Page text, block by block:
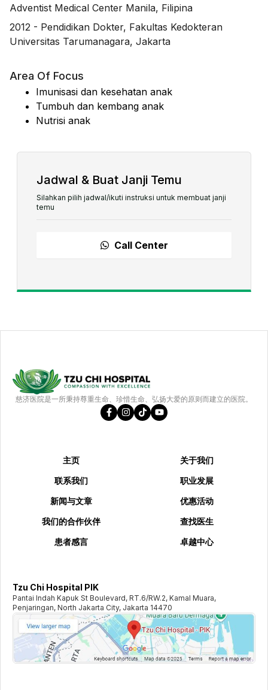
Adventist Medical Center Manila, Filipina
2012 - Pendidikan Dokter, Fakultas Kedokteran
Universitas Tarumanagara, Jakarta
Area Of Focus
Imunisasi dan kesehatan anak
Tumbuh dan kembang anak
Nutrisi anak
Jadwal & Buat Janji Temu
Silahkan pilih jadwal/ikuti instruksi untuk membuat janji
temu
Call Center
慈济医院是一所秉持尊重生命、珍惜生命、弘扬大爱的原则而建立的医院。
主页
关于我们
联系我们
职业发展
新闻与文章
优惠活动
我们的合作伙伴
查找医生
患者感言
卓越中心
Tzu Chi Hospital PIK
Pantai Indah Kapuk St Boulevard, RT.6/RW.2, Kamal Muara,
Penjaringan, North Jakarta City, Jakarta 14470